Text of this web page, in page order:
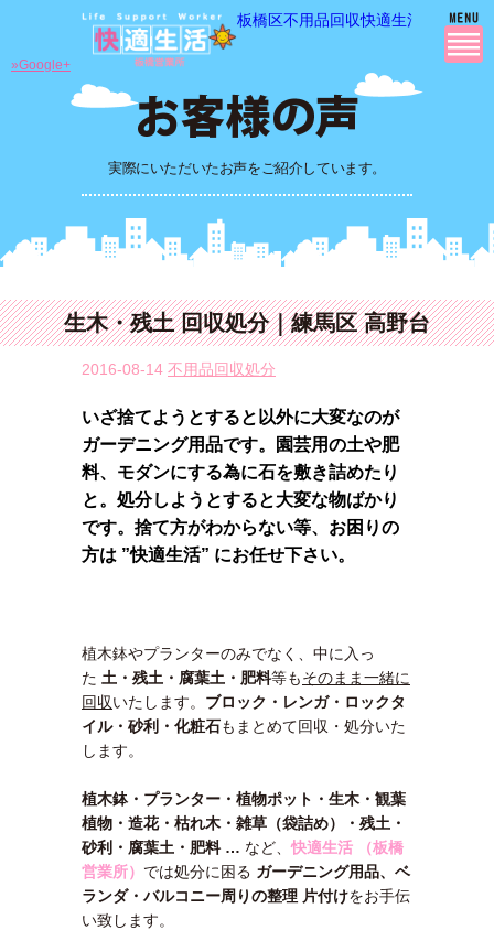
板橋区不用品回収快適生活の 不用
実際にいただいたお声をご紹介しています。
»Google+
生木・残土 回収処分｜練馬区 高野台
2016-08-14 不用品回収処分
いざ捨てようとすると以外に大変なのが
ガーデニング用品です。園芸用の土や肥
料、モダンにする為に石を敷き詰めたり
と。処分しようとすると大変な物ばかり
です。捨て方がわからない等、お困りの
方は ”快適生活” にお任せ下さい。
植木鉢やプランターのみでなく、中に入っ
た 土・残土・腐葉土・肥料等もそのまま一緒に
回収いたします。 ブロック・レンガ・ロックタ
イル・砂利・化粧石もまとめて回収・処分いた
します。
植木鉢・プランター・植物ポット・生木・観葉
植物・造花・枯れ木・雑草（袋詰め）・残土・
砂利・腐葉土・肥料 … など、快適生活 （板橋
営業所） では処分に困る ガーデニング用品、ベ
ランダ・バルコニー周りの整理 片付けをお手伝
い致します。